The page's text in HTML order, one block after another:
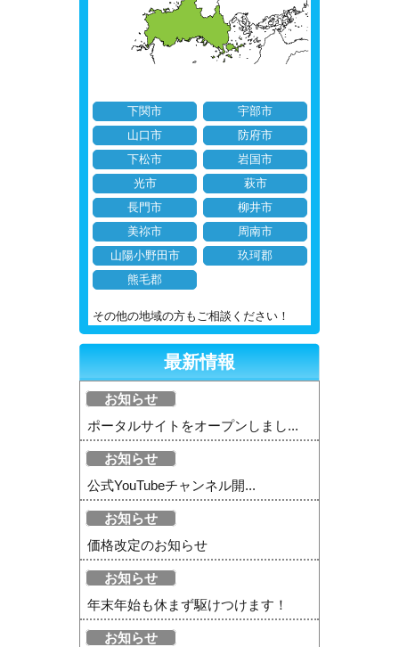
下関市
宇部市
山口市
防府市
下松市
岩国市
光市
萩市
長門市
柳井市
美祢市
周南市
山陽小野田市
玖珂郡
熊毛郡
その他の地域の方もご相談ください！
最新情報
お知らせ
ポータルサイトをオープンしまし...
お知らせ
公式YouTubeチャンネル開...
お知らせ
価格改定のお知らせ
お知らせ
年末年始も休まず駆けつけます！
お知らせ